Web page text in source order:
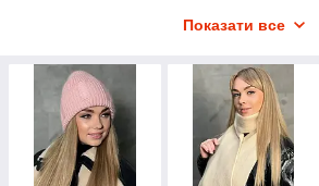
правильно підготуватися і вибрати для
Показати все